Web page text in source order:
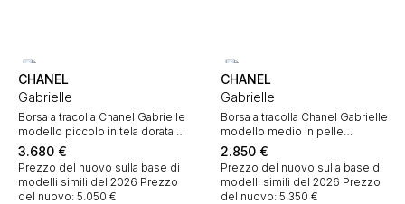
CHANEL
Gabrielle
Borsa a tracolla Chanel Gabrielle
modello piccolo in tela dorata e
pelle nera
3.680 €
Prezzo del nuovo sulla base di
modelli simili del 2026 Prezzo
del nuovo: 5.050 €
CHANEL
Gabrielle
Borsa a tracolla Chanel Gabrielle
modello medio in pelle
trapuntata dorata
2.850 €
Prezzo del nuovo sulla base di
modelli simili del 2026 Prezzo
del nuovo: 5.350 €